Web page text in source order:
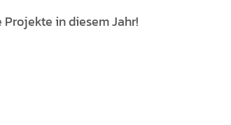
in diesem Jahr!